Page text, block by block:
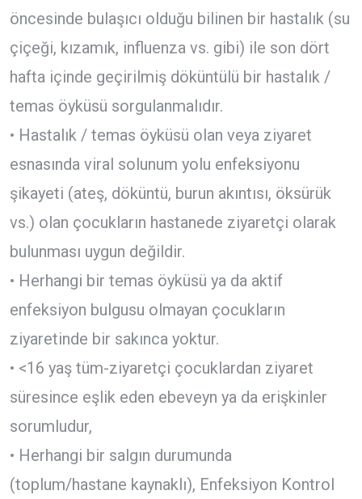
öncesinde bulaşıcı olduğu bilinen bir hastalık (su
çiçeği, kızamık, influenza vs. gibi) ile son dört
hafta içinde geçirilmiş döküntülü bir hastalık /
temas öyküsü sorgulanmalıdır.
• Hastalık / temas öyküsü olan veya ziyaret
esnasında viral solunum yolu enfeksiyonu
şikayeti (ateş, döküntü, burun akıntısı, öksürük
vs.) olan çocukların hastanede ziyaretçi olarak
bulunması uygun değildir.
• Herhangi bir temas öyküsü ya da aktif
enfeksiyon bulgusu olmayan çocukların
ziyaretinde bir sakınca yoktur.
• <16 yaş tüm-ziyaretçi çocuklardan ziyaret
süresince eşlik eden ebeveyn ya da erişkinler
sorumludur,
• Herhangi bir salgın durumunda
(toplum/hastane kaynaklı), Enfeksiyon Kontrol